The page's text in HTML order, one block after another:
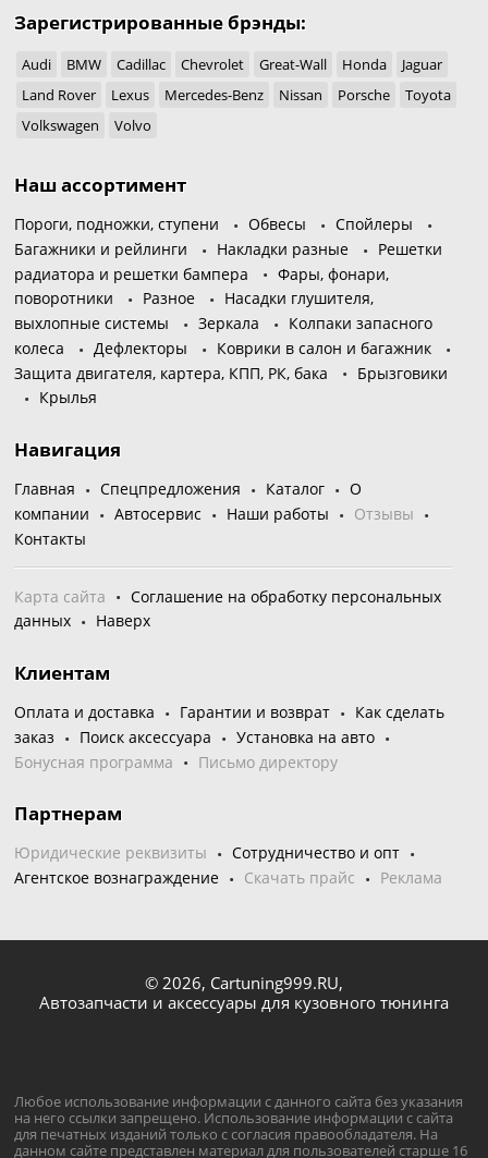
Зарегистрированные брэнды:
Audi BMW Cadillac Chevrolet Great-Wall Honda
Jaguar
Land Rover
Lexus Mercedes-Benz Nissan Porsche
Toyota
Volkswagen
Volvo
Наш ассортимент
Пороги, подножки, ступени Обвесы
Спойлеры
Багажники и рейлинги
Накладки разные
Решетки
радиатора и решетки бампера
Фары, фонари,
поворотники
Разное
Насадки глушителя,
выхлопные системы
Зеркала
Колпаки запасного
колеса
Дефлекторы
Коврики в салон и багажник
Защита двигателя, картера, КПП, РК, бака
Брызговики
Крылья
Навигация
Главная Спецпредложения Каталог
О
компании
Автосервис Наши работы
Отзывы
Контакты
Карта сайта
Соглашение на обработку персональных
данных
Наверх
Клиентам
Оплата и доставка Гарантии и возврат
Как сделать
заказ
Поиск аксессуара
Установка на авто
Бонусная программа
Письмо директору
Партнерам
Юридические реквизиты
Сотрудничество и опт
Агентское вознаграждение
Скачать прайс Реклама
© 2026, Cartuning999.RU,
Автозапчасти и аксессуары для кузовного тюнинга
Любое использование информации с данного сайта без указания
на него ссылки запрещено. Использование информации с сайта
для печатных изданий только с согласия правообладателя. На
данном сайте представлен материал для пользователей старше 16